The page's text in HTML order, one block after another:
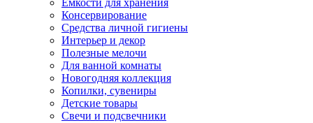
Емкости для хранения
Консервирование
Средства личной гигиены
Интерьер и декор
Полезные мелочи
Для ванной комнаты
Новогодняя коллекция
Копилки, сувениры
Детские товары
Свечи и подсвечники